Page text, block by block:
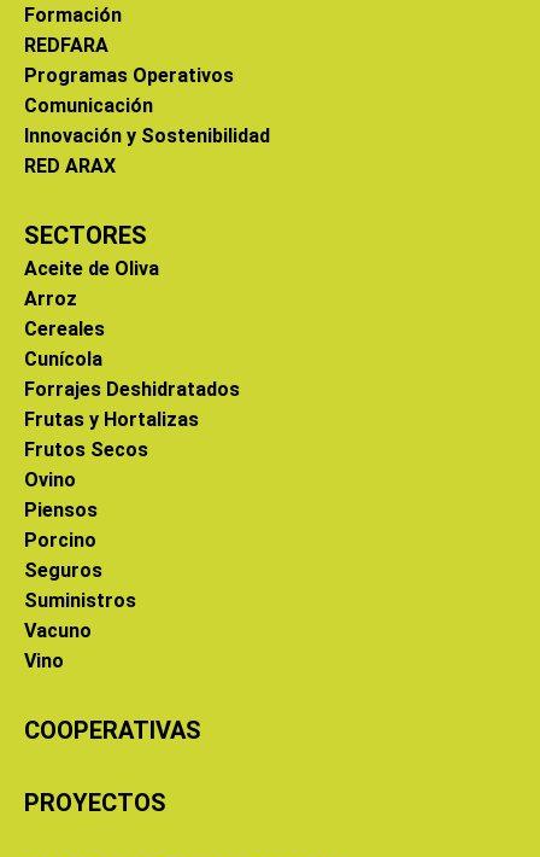
Formación
REDFARA
Programas Operativos
Comunicación
Innovación y Sostenibilidad
RED ARAX
SECTORES
Aceite de Oliva
Arroz
Cereales
Cunícola
Forrajes Deshidratados
Frutas y Hortalizas
Frutos Secos
Ovino
Piensos
Porcino
Seguros
Suministros
Vacuno
Vino
COOPERATIVAS
PROYECTOS